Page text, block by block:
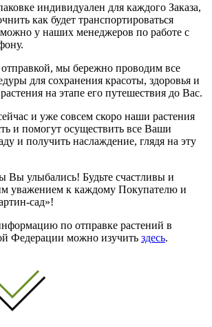
индивидуален для каждого Заказа,
как будет транспортироваться
у наших менеджеров по работе с
мы бережно проводим все
для сохранения красоты, здоровья и
на этапе его путешествия до Вас.
и уже совсем скоро наши растения
и помогут осуществить все Ваши
и получить наслаждение, глядя на эту
Вы улыбались! Будьте счастливы и
уважением к каждому Покупателю и
сад»!
по отправке растений в
Федерации можно изучить здесь.